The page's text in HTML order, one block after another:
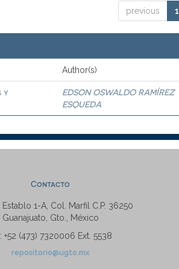
previous 1
Author(s)
y
EDSON OSWALDO RAMÍREZ
ESQUEDA
Contacto
Establo 1-A, Col. Marfil C.P. 36250
Guanajuato, Gto., México
+52 (473) 7320006 Ext. 5538
repositorio@ugto.mx